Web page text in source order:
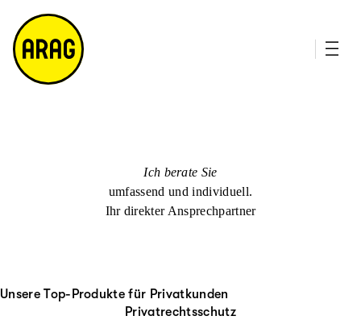
m
a
p
Ich berate Sie
umfassend und individuell.
Ihr direkter Ansprechpartner
Unsere Top-Produkte für Privatkunden
Privatrechtsschutz